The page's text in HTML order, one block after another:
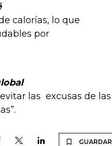
calorías, lo que
por
las excusas de las
GUARDAR